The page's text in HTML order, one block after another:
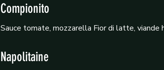
Compionito
Sauce tomate, mozzarella Fior di latte, viande
Napolitaine